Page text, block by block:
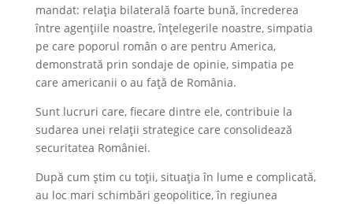
mandat: relația bilaterală foarte bună, încrederea
între agențiile noastre, înțelegerile noastre, simpatia
pe care poporul român o are pentru America,
demonstrată prin sondaje de opinie, simpatia pe
care americanii o au față de România.
Sunt lucruri care, fiecare dintre ele, contribuie la
sudarea unei relații strategice care consolidează
securitatea României.
După cum știm cu toții, situația în lume e complicată,
au loc mari schimbări geopolitice, în regiunea